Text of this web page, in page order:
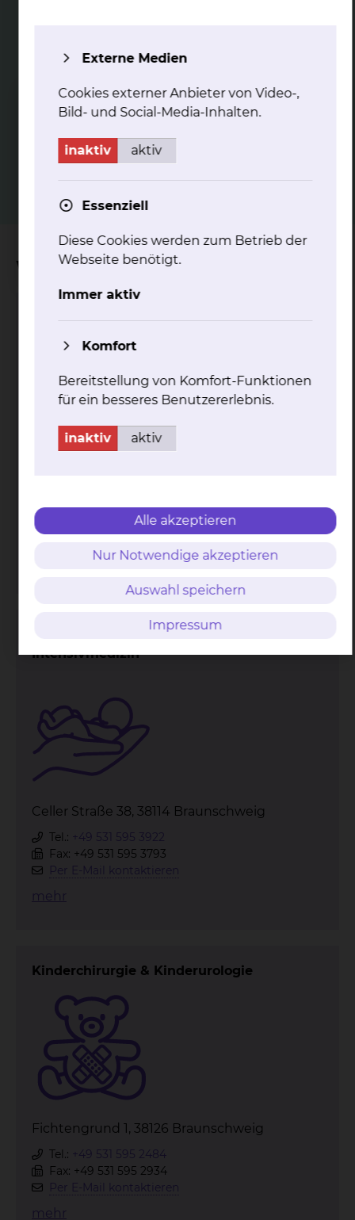
Still­be­ra­tung
Neugeborenes stillen wollen.
mehr
Wichtige Kontakte
Perinatalzentrum
Fax: +49 531 595 3793
Per E-Mail kontaktieren
Neonatologie & Pädiatrische
Intensivmedizin
Celler Straße 38, 38114 Braunschweig
Tel.: +49 531 595 3922
Fax: +49 531 595 3793
Per E-Mail kontaktieren
mehr
Kinderchirurgie & Kinderurologie
Fichtengrund 1, 38126 Braunschweig
Tel.: +49 531 595 2484
Fax: +49 531 595 2934
Per E-Mail kontaktieren
mehr
Externe Medien
Cookies externer Anbieter von Video-,
Bild- und Social-Media-Inhalten.
inaktiv aktiv
Essenziell
Diese Cookies werden zum Betrieb der
Webseite benötigt.
Immer aktiv
Komfort
Bereitstellung von Komfort-Funktionen
für ein besseres Benutzererlebnis.
inaktiv aktiv
Alle akzeptieren
Nur Notwendige akzeptieren
Auswahl speichern
Impressum